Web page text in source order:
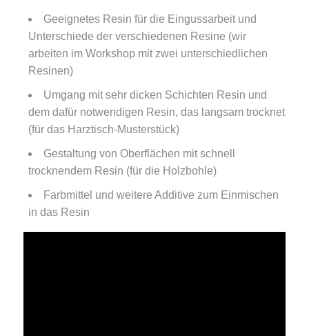
Geeignetes Resin für die Eingussarbeit und
Unterschiede der verschiedenen Resine (wir
arbeiten im Workshop mit zwei unterschiedlichen
Resinen)
Umgang mit sehr dicken Schichten Resin und
dem dafür notwendigen Resin, das langsam trocknet
(für das Harztisch-Musterstück)
Gestaltung von Oberflächen mit schnell
trocknendem Resin (für die Holzbohle)
Farbmittel und weitere Additive zum Einmischen
in das Resin